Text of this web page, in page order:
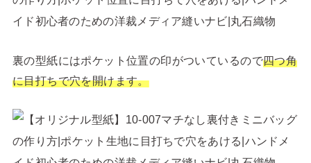
裏の型紙にはポケット位置の印がついているので四つ角
に目打ちで穴を開けます。